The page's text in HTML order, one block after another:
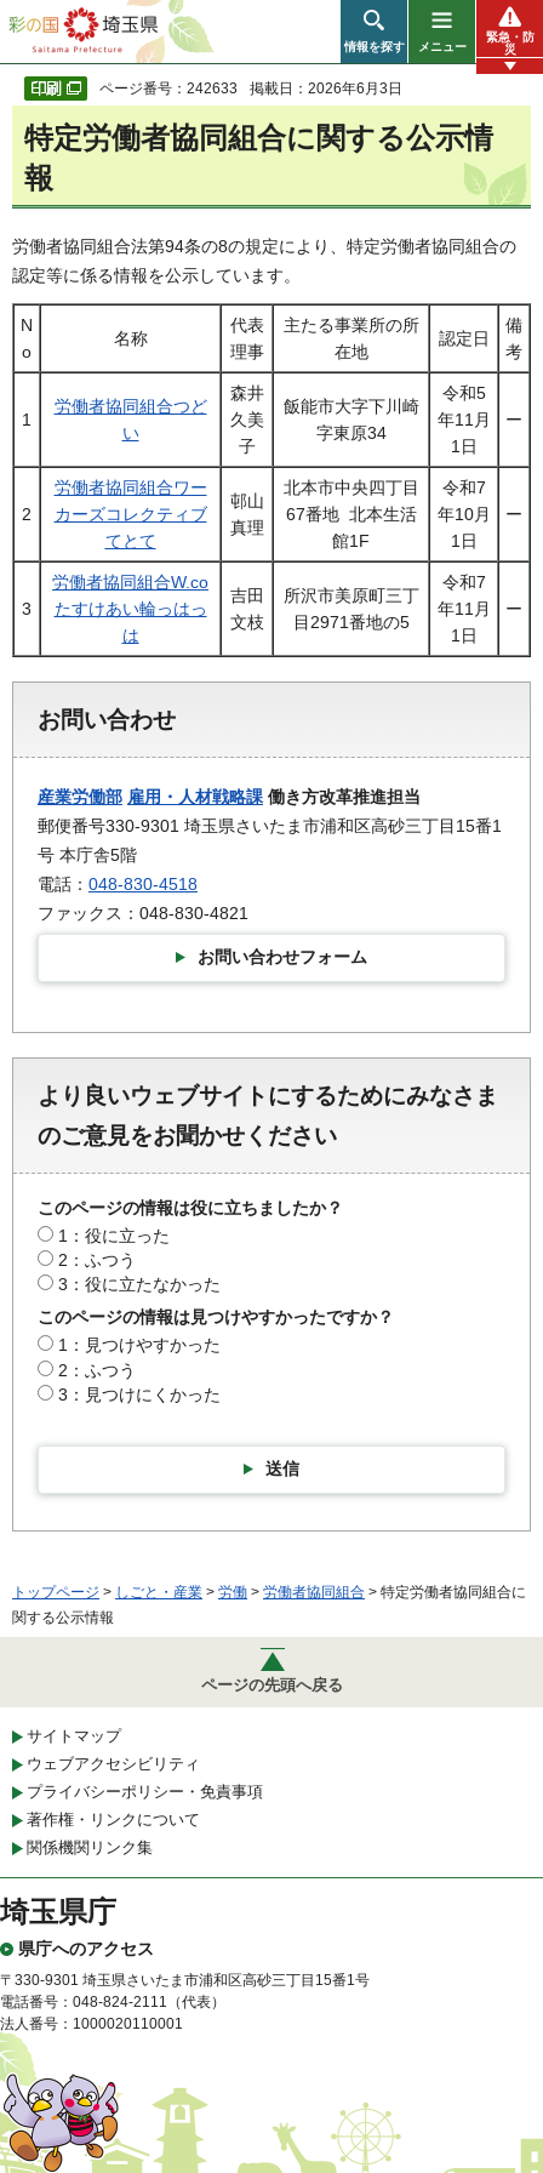
彩の国 埼玉県
情報を探す メニュー
緊急・防
災
ページ番号：242633 掲載日：2026年6月3日
特定労働者協同組合に関する公示情
報
労働者協同組合法第94条の8の規定により、特定労働者協同組合の
認定等に係る情報を公示しています。
N
o
名称
代表
理事
主たる事業所の所
在地
認定日
備
考
1
労働者協同組合つど
い
森井
久美
子
飯能市大字下川崎
字東原34
令和5
年11月
1日
ー
2
労働者協同組合ワー
カーズコレクティブ
てとて
邨山
真理
北本市中央四丁目
67番地 北本生活
館1F
令和7
年10月
1日
ー
3
労働者協同組合W.co
たすけあい輪っはっ
は
吉田
文枝
所沢市美原町三丁
目2971番地の5
令和7
年11月
1日
ー
お問い合わせ
産業労働部 雇用・人材戦略課 働き方改革推進担当
郵便番号330-9301 埼玉県さいたま市浦和区高砂三丁目15番1
号 本庁舎5階
電話： 048-830-4518
ファックス：048-830-4821
お問い合わせフォーム
より良いウェブサイトにするためにみなさま
のご意見をお聞かせください
このページの情報は役に立ちましたか？
1：役に立った
2：ふつう
3：役に立たなかった
このページの情報は見つけやすかったですか？
1：見つけやすかった
2：ふつう
3：見つけにくかった
送信
トップページ > しごと・産業 > 労働 > 労働者協同組合 > 特定労働者協同組合に
関する公示情報
ページの先頭へ戻る
サイトマップ
ウェブアクセシビリティ
プライバシーポリシー・免責事項
著作権・リンクについて
関係機関リンク集
埼玉県庁
県庁へのアクセス
〒330-9301 埼玉県さいたま市浦和区高砂三丁目15番1号
電話番号：048-824-2111（代表）
法人番号：1000020110001